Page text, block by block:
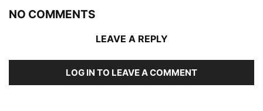
NO COMMENTS
LEAVE A REPLY
LOG IN TO LEAVE A COMMENT